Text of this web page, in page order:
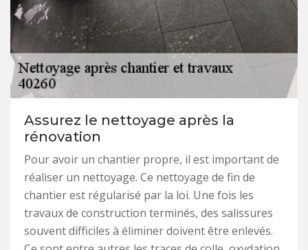
Assurez le nettoyage après la
rénovation
Pour avoir un chantier propre, il est important de
réaliser un nettoyage. Ce nettoyage de fin de
chantier est régularisé par la loi. Une fois les
travaux de construction terminés, des salissures
souvent difficiles à éliminer doivent être enlevés.